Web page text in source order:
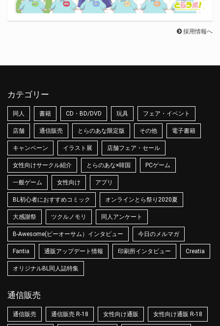
採用情報へ
カテゴリー
同人 書籍 CD・BD/DVD 玩具 フェア・イベント
店舗 通信販売 とらのあな限定版 その他 電子書籍
キャンペーン イラスト展 店舗フェア・セール
女性向けサークル紹介 とらのあな×韓国 PCゲーム
一般ゲーム 女性向け アプリ
BL初心者におすすめコミック オンラインとら祭り2020夏
大感謝祭 ツクルノモリ 同人アンケート
B-Awesome(ビーオーサム）インタビュー 今日のメルマガ
Fantia 通販アップデート情報 印刷所インタビュー Creatia
オリジナルBL同人誌特集
通信販売
通信販売 通信販売 R-18 女性向け通販 女性向け通販 R-18